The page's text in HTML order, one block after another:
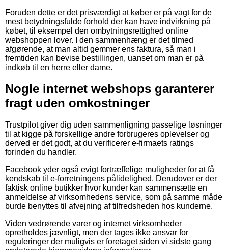
Foruden dette er det prisværdigt at køber er på vagt for de
mest betydningsfulde forhold der kan have indvirkning på
købet, til eksempel den ombytningsrettighed online
webshoppen lover. I den sammenhæng er det tilmed
afgørende, at man altid gemmer ens faktura, så man i
fremtiden kan bevise bestillingen, uanset om man er på
indkøb til en herre eller dame.
Nogle internet webshops garanterer
fragt uden omkostninger
Trustpilot giver dig uden sammenligning passelige løsninger
til at kigge på forskellige andre forbrugeres oplevelser og
derved er det godt, at du verificerer e-firmaets ratings
forinden du handler.
Facebook yder også evigt fortræffelige muligheder for at få
kendskab til e-forretningens pålidelighed. Derudover er der
faktisk online butikker hvor kunder kan sammensætte en
anmeldelse af virksomhedens service, som på samme måde
burde benyttes til afvejning af tilfredsheden hos kunderne.
Viden vedrørende varer og internet virksomheder
opretholdes jævnligt, men der tages ikke ansvar for
reguleringer der muligvis er foretaget siden vi sidste gang